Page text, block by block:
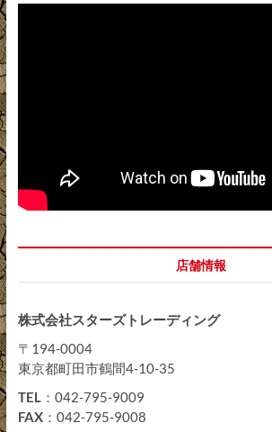
店舗情報
株式会社スターズトレーディング
〒194-0004
東京都町田市鶴間4-10-35
TEL：042-795-9009
FAX：042-795-9008